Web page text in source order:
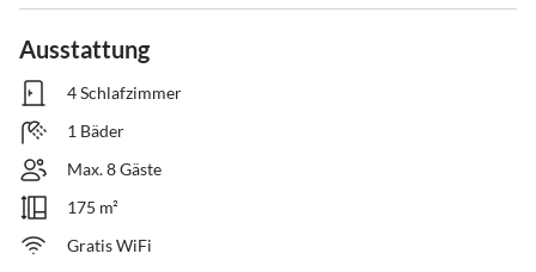
Ausstattung
4 Schlafzimmer
1 Bäder
Max. 8 Gäste
175 m²
Gratis WiFi